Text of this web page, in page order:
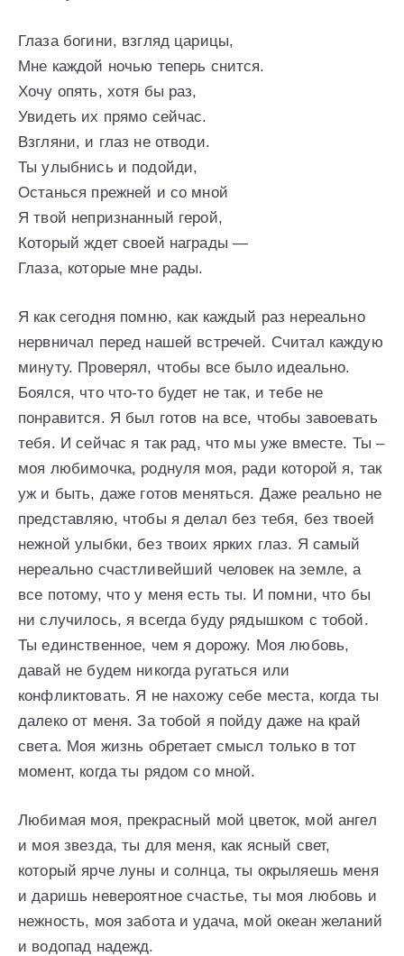
Глаза богини, взгляд царицы,
Мне каждой ночью теперь снится.
Хочу опять, хотя бы раз,
Увидеть их прямо сейчас.
Взгляни, и глаз не отводи.
Ты улыбнись и подойди,
Останься прежней и со мной
Я твой непризнанный герой,
Который ждет своей награды —
Глаза, которые мне рады.
Я как сегодня помню, как каждый раз нереально
нервничал перед нашей встречей. Считал каждую
минуту. Проверял, чтобы все было идеально.
Боялся, что что-то будет не так, и тебе не
понравится. Я был готов на все, чтобы завоевать
тебя. И сейчас я так рад, что мы уже вместе. Ты –
моя любимочка, роднуля моя, ради которой я, так
уж и быть, даже готов меняться. Даже реально не
представляю, чтобы я делал без тебя, без твоей
нежной улыбки, без твоих ярких глаз. Я самый
нереально счастливейший человек на земле, а
все потому, что у меня есть ты. И помни, что бы
ни случилось, я всегда буду рядышком с тобой.
Ты единственное, чем я дорожу. Моя любовь,
давай не будем никогда ругаться или
конфликтовать. Я не нахожу себе места, когда ты
далеко от меня. За тобой я пойду даже на край
света. Моя жизнь обретает смысл только в тот
момент, когда ты рядом со мной.
Любимая моя, прекрасный мой цветок, мой ангел
и моя звезда, ты для меня, как ясный свет,
который ярче луны и солнца, ты окрыляешь меня
и даришь невероятное счастье, ты моя любовь и
нежность, моя забота и удача, мой океан желаний
и водопад надежд.